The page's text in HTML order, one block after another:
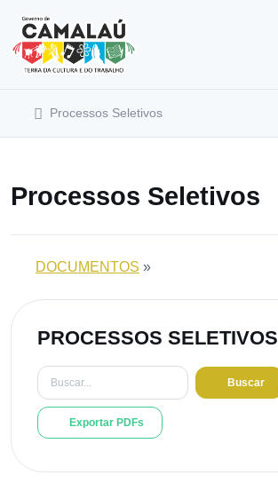
Processos Seletivos
Processos Seletivos
DOCUMENTOS »
PROCESSOS SELETIVOS
Buscar
Exportar PDFs